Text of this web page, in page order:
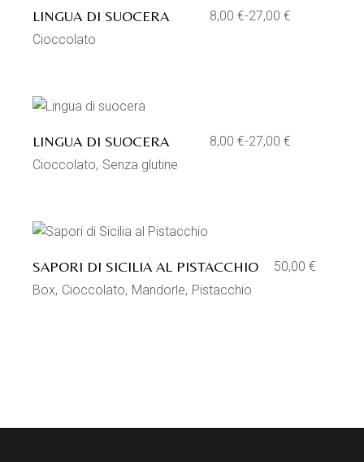
LINGUA DI SUOCERA 8,00 €-27,00 €
Fascia
Cioccolato
Aggiungi alla lista dei desideri
LINGUA DI SUOCERA 8,00 €-27,00 €
Fascia
Cioccolato Senza glutine
Aggiungi alla lista dei desideri
SAPORI DI SICILIA AL PISTACCHIO 50,00 €
Box Cioccolato Mandorle Pistacchio